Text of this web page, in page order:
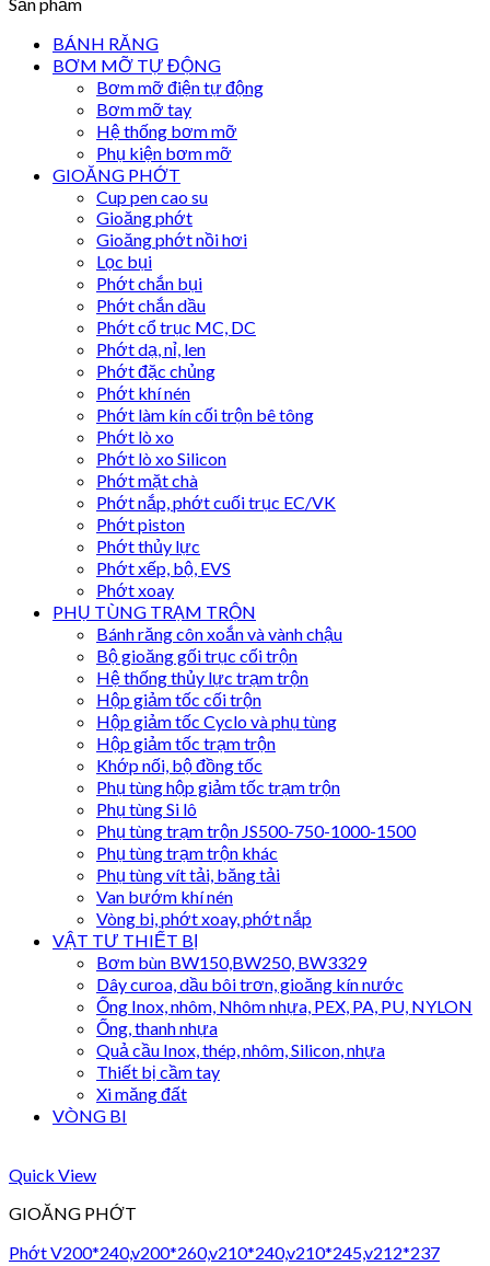
BÁNH RĂNG
BƠM MỠ TỰ ĐỘNG
Bơm mỡ điện tự động
Bơm mỡ tay
Hệ thống bơm mỡ
Phụ kiện bơm mỡ
GIOĂNG PHỚT
Cup pen cao su
Gioăng phớt
Gioăng phớt nồi hơi
Lọc bụi
Phớt chắn bụi
Phớt chắn dầu
Phớt cổ trục MC, DC
Phớt dạ, nỉ, len
Phớt đặc chủng
Phớt khí nén
Phớt làm kín cối trộn bê tông
Phớt lò xo
Phớt lò xo Silicon
Phớt mặt chà
Phớt nắp, phớt cuối trục EC/VK
Phớt piston
Phớt thủy lực
Phớt xếp, bộ, EVS
Phớt xoay
PHỤ TÙNG TRẠM TRỘN
Bánh răng côn xoắn và vành chậu
Bộ gioăng gối trục cối trộn
Hệ thống thủy lực trạm trộn
Hộp giảm tốc cối trộn
Hộp giảm tốc Cyclo và phụ tùng
Hộp giảm tốc trạm trộn
Khớp nối, bộ đồng tốc
Phụ tùng hộp giảm tốc trạm trộn
Phụ tùng Si lô
Phụ tùng trạm trộn JS500-750-1000-1500
Phụ tùng trạm trộn khác
Phụ tùng vít tải, băng tải
Van bướm khí nén
Vòng bi, phớt xoay, phớt nắp
VẬT TƯ THIẾT BỊ
Bơm bùn BW150,BW250, BW3329
Dây curoa, dầu bôi trơn, gioăng kín nước
Ống Inox, nhôm, Nhôm nhựa, PEX, PA, PU, NYLON
Ống, thanh nhựa
Quả cầu Inox, thép, nhôm, Silicon, nhựa
Thiết bị cầm tay
Xi măng đất
VÒNG BI
Quick View
GIOĂNG PHỚT
Phớt V200*240,v200*260,v210*240,v210*245,v212*237